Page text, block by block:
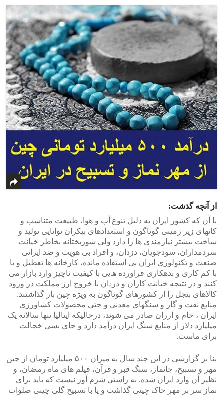
از آنچه گذشت:
با آن که کشور ایران به دلیل تنوع آب و هوا، طبیعت متناسب و
کانهای زیر زمینی گوناگون و استعدادهای بیکران توانایی تولید و
ساخت بیشتر نیازمندی ها را دارد ولی شوربختانه بخاطر خیانت
سردمداران، سودجویان، دزدان، و افراد بی هویت و ضد ایرانی
صنعت و تکنولوژی ایران بی استفاده مانده، کارخانه ها تعطیل و یا
با کم کاری و بدهکاری فراورده هایی با کیفیت ناچیز وارد بازار می
کنند و در نتیجه خیانت کاران و دزدان با خروج ارز مملکت در ورود
کالاهای بنجل را از کشورهای گوناگون به ویژه چین باز گذاشتند.
منابع نفت و گاز و سنگهای معدنی و حتی محصولات کشاورزی
ایران ، خام و ارزان صادر می شوند، درحالیکه ایتالیا تنها سالانه یک
میلیارد دلار از منابع سنگ ایران درآمد دارد و جای بسی خجالت
برای ماست.
بنا بر گزارشی در این چند سال به میزان ۵۰۰ میلیارد تومان از چین
مهر و تسبیح، جانماز، سنگ قبر و قرآن، فیلم های ماه رمضان، و
نظیر آن وارد ایران شده. به راستی شرم آور نیست که باید برای
نماز سر بر مهر خاک چینی گذاشت و یا با تسبیح گلی چینی صلوات